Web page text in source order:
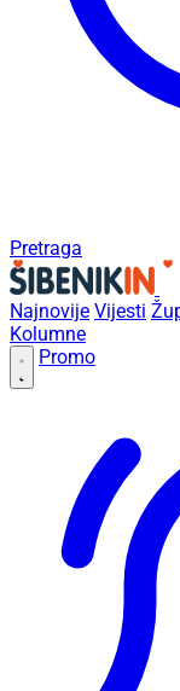
Pretraga
Najnovije Vijesti
Kolumne
Promo